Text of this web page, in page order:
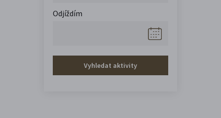
Odjíždím
Vyhledat aktivity